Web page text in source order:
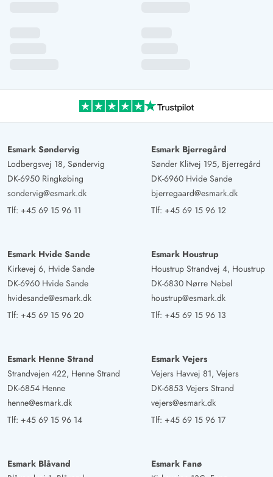
Esmark Søndervig
Lodbergsvej 18, Søndervig
DK-6950 Ringkøbing
sondervig@esmark.dk
Tlf: +45 69 15 96 11
Esmark Bjerregård
Sønder Klitvej 195, Bjerregård
DK-6960 Hvide Sande
bjerregaard@esmark.dk
Tlf: +45 69 15 96 12
Esmark Hvide Sande
Kirkevej 6, Hvide Sande
DK-6960 Hvide Sande
hvidesande@esmark.dk
Tlf: +45 69 15 96 20
Esmark Houstrup
Houstrup Strandvej 4, Houstrup
DK-6830 Nørre Nebel
houstrup@esmark.dk
Tlf: +45 69 15 96 13
Esmark Henne Strand
Strandvejen 422, Henne Strand
DK-6854 Henne
henne@esmark.dk
Tlf: +45 69 15 96 14
Esmark Vejers
Vejers Havvej 81, Vejers
DK-6853 Vejers Strand
vejers@esmark.dk
Tlf: +45 69 15 96 17
Esmark Blåvand
Esmark Fanø